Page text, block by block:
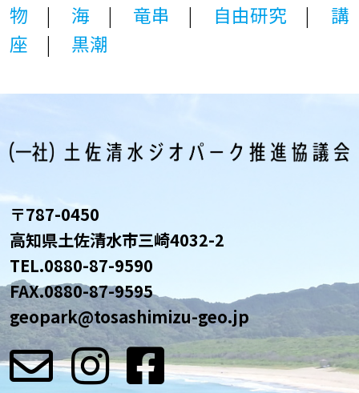
物
海 竜串 自由研究
講
座
黒潮
〒787-0450
高知県土佐清水市三崎4032-2
TEL.0880-87-9590
FAX.0880-87-9595
geopark@tosashimizu-geo.jp